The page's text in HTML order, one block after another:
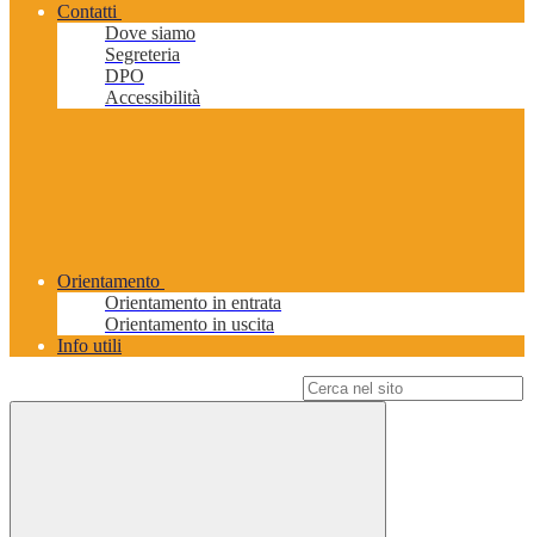
Contatti
Dove siamo
Segreteria
DPO
Accessibilità
Orientamento
Orientamento in entrata
Orientamento in uscita
Info utili